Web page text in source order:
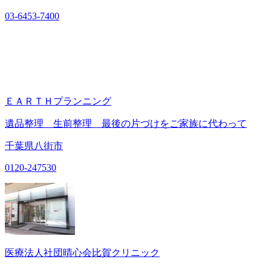
03-6453-7400
ＥＡＲＴＨプランニング
遺品整理 生前整理 最後の片づけをご家族に代わって
千葉県八街市
0120-247530
医療法人社団晴心会比賀クリニック